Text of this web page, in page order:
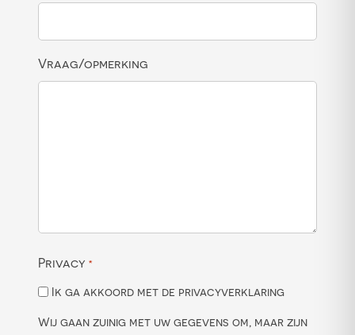
Vraag/opmerking
Privacy *
Ik ga akkoord met de privacyverklaring
Wij gaan zuinig met uw gegevens om, maar zijn